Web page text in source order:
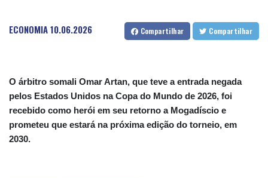
ECONOMIA10.06.2026 Compartilhar Compartilhar
O árbitro somali Omar Artan, que teve a entrada negada
pelos Estados Unidos na Copa do Mundo de 2026, foi
recebido como herói em seu retorno a Mogadíscio e
prometeu que estará na próxima edição do torneio, em
2030.